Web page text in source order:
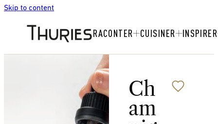
Skip to content
RACONTER CUISINER INSPIRER
Ch
am